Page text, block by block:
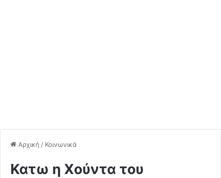
Αρχική / Κοινωνικά
Κατω η Xούντα του